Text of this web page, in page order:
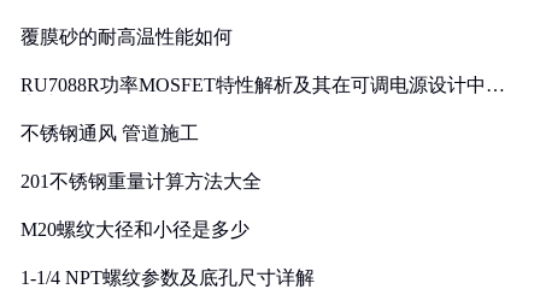
覆膜砂的耐高温性能如何
RU7088R功率MOSFET特性解析及其在可调电源设计中的
不锈钢通风 管道施工
201不锈钢重量计算方法大全
M20螺纹大径和小径是多少
1-1/4 NPT螺纹参数及底孔尺寸详解